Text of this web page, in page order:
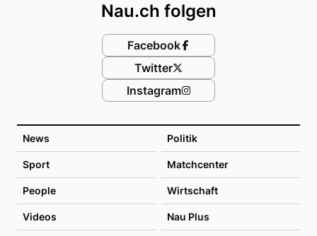
News Politik
Sport Matchcenter
People Wirtschaft
Videos Nau Plus
Nau.ch folgen
Facebook
Twitter
Instagram